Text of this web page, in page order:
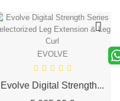
EVOLVE
Evolve Digital Strength...